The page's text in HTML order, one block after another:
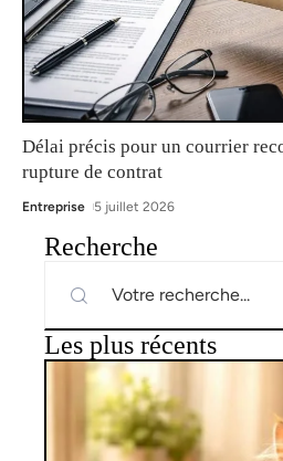
Délai précis pour un courrier
rupture de contrat
Entreprise 5 juillet 2026
Recherche
Les plus récents